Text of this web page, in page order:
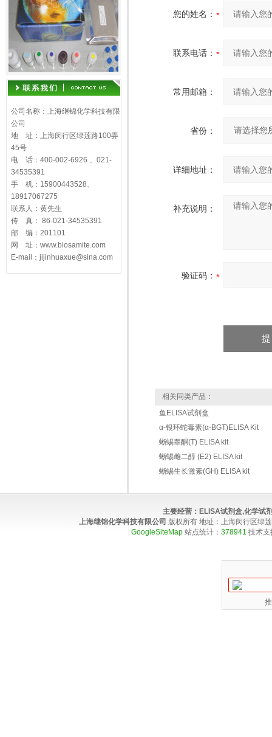
公司名称：上海继锦化学科技有限
公司
地 址：上海闵行区绿莲路100弄
45号
电 话：400-002-6926 、021-
34535391
手 机：15900443528、
18917067275
联系人：黄先生
传 真： 86-021-34535391
邮 编：201101
网 址：www.biosamite.com
E-mail：jijinhuaxue@sina.com
您的姓名：
联系电话：
常用邮箱：
省份：
详细地址：
补充说明：
验证码：
相关同类产品：
鱼ELISA试剂盒
α-银环蛇毒素(α-BGT)ELISA Kit
蜥蜴睾酮(T) ELISA kit
蜥蜴雌二醇 (E2) ELISA kit
蜥蜴生长激素(GH) ELISA kit
主要经营： ELISA试剂盒,化学试
上海继锦化学科技有限公司 版权所有 地址：上海闵行区绿
GoogleSiteMap 站点统计： 378941 技术支